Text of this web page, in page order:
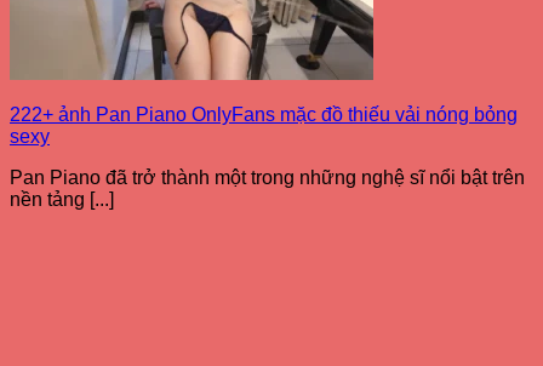
222+ ảnh Pan Piano OnlyFans mặc đồ thiếu vải nóng bỏng
sexy
Pan Piano đã trở thành một trong những nghệ sĩ nổi bật trên
nền tảng [...]